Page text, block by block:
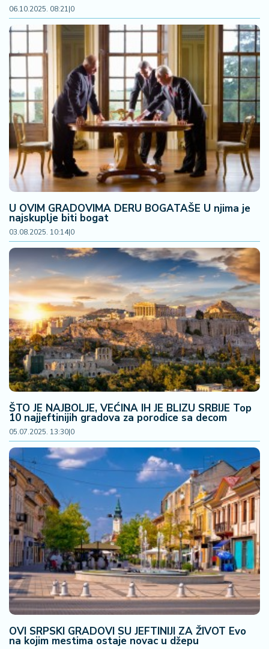
06.10.2025. 08:21|0
U OVIM GRADOVIMA DERU BOGATAŠE U njima je
najskuplje biti bogat
03.08.2025. 10:14|0
ŠTO JE NAJBOLJE, VEĆINA IH JE BLIZU SRBIJE Top
10 najjeftinijih gradova za porodice sa decom
05.07.2025. 13:30|0
OVI SRPSKI GRADOVI SU JEFTINIJI ZA ŽIVOT Evo
na kojim mestima ostaje novac u džepu